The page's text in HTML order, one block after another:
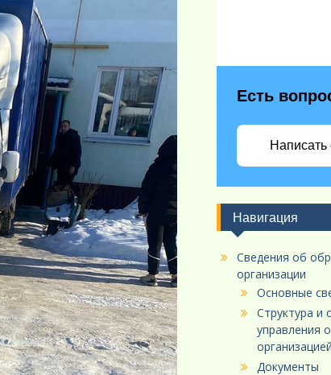
Есть
Навигация
Сведения об
организации
Основные
Структура и
управления
организацией
Документы